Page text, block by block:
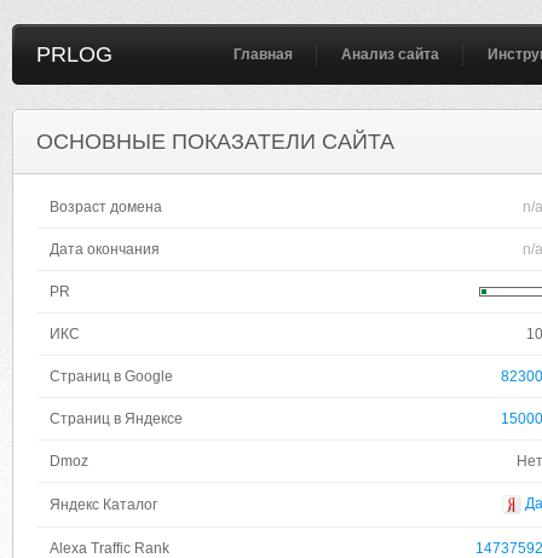
PRLOG Главная Анализ сайта
ОСНОВНЫЕ ПОКАЗАТЕЛИ САЙТА
Возраст домена n/a
Дата окончания n/a
PR
ИКС 10
Страниц в Google 82300
Страниц в Яндексе 15000
Dmoz Нет
Яндекс Каталог Да
Alexa Traffic Rank 14737592